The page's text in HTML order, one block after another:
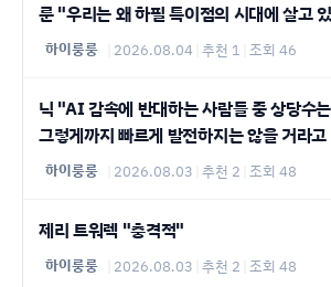
룬 "우리는 왜 하필 특이점의 시대에 살고
하이룽룽 2026.08.04 추천 1 조회 46
닉 "AI 감속에 반대하는 사람들 중 상당수
그렇게까지 빠르게 발전하지는 않을 거라
하이룽룽 2026.08.03 추천 2 조회 48
제리 트워렉 "충격적"
하이룽룽 2026.08.03 추천 2 조회 48